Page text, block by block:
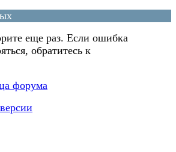
еще раз. Если ошибка
обратитесь к
форума